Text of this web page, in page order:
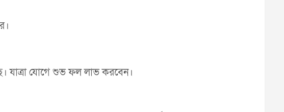
যাত্রা যোগে শুভ ফল লাভ করবেন।